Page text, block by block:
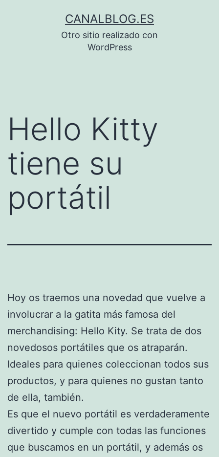
CANALBLOG.ES
Otro sitio realizado con
WordPress
Hello Kitty
tiene su
portátil
Hoy os traemos una novedad que vuelve a
involucrar a la gatita más famosa del
merchandising: Hello Kity. Se trata de dos
novedosos portátiles que os atraparán.
Ideales para quienes coleccionan todos sus
productos, y para quienes no gustan tanto
de ella, también.
Es que el nuevo portátil es verdaderamente
divertido y cumple con todas las funciones
que buscamos en un portátil, y además os